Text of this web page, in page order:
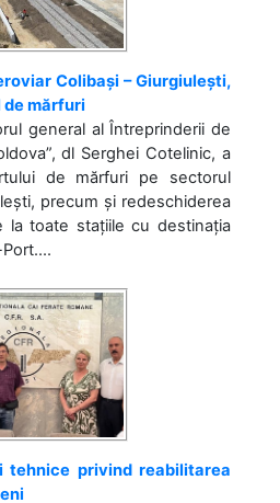
Colibași – Giurgiulești,
mărfuri
general al Întreprinderii de
dl Serghei Cotelinic, a
de mărfuri pe sectorul
precum și redeschiderea
la toate stațiile cu destinația
tehnice privind reabilitarea